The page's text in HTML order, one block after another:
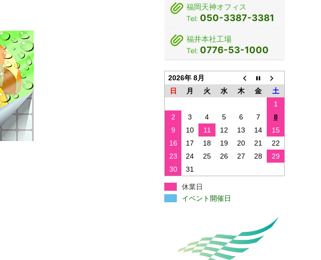
福岡天神オフィス
Tel: 050-3387-3381
福井本社工場
Tel: 0776-53-1000
2026年 8月
日
月 火 水 木 金
土
1
2
3 4 5 6 7
8
9
10 11 12 13 14
15
16
17 18 19 20 21
22
23
24 25 26 27 28
29
30
31
休業日
イベント開催日